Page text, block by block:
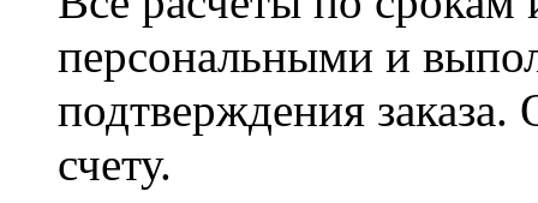
персональными и
подтверждения заказа.
счету.